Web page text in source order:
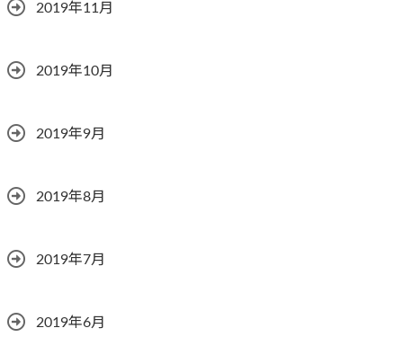
2019年11月
2019年10月
2019年9月
2019年8月
2019年7月
2019年6月